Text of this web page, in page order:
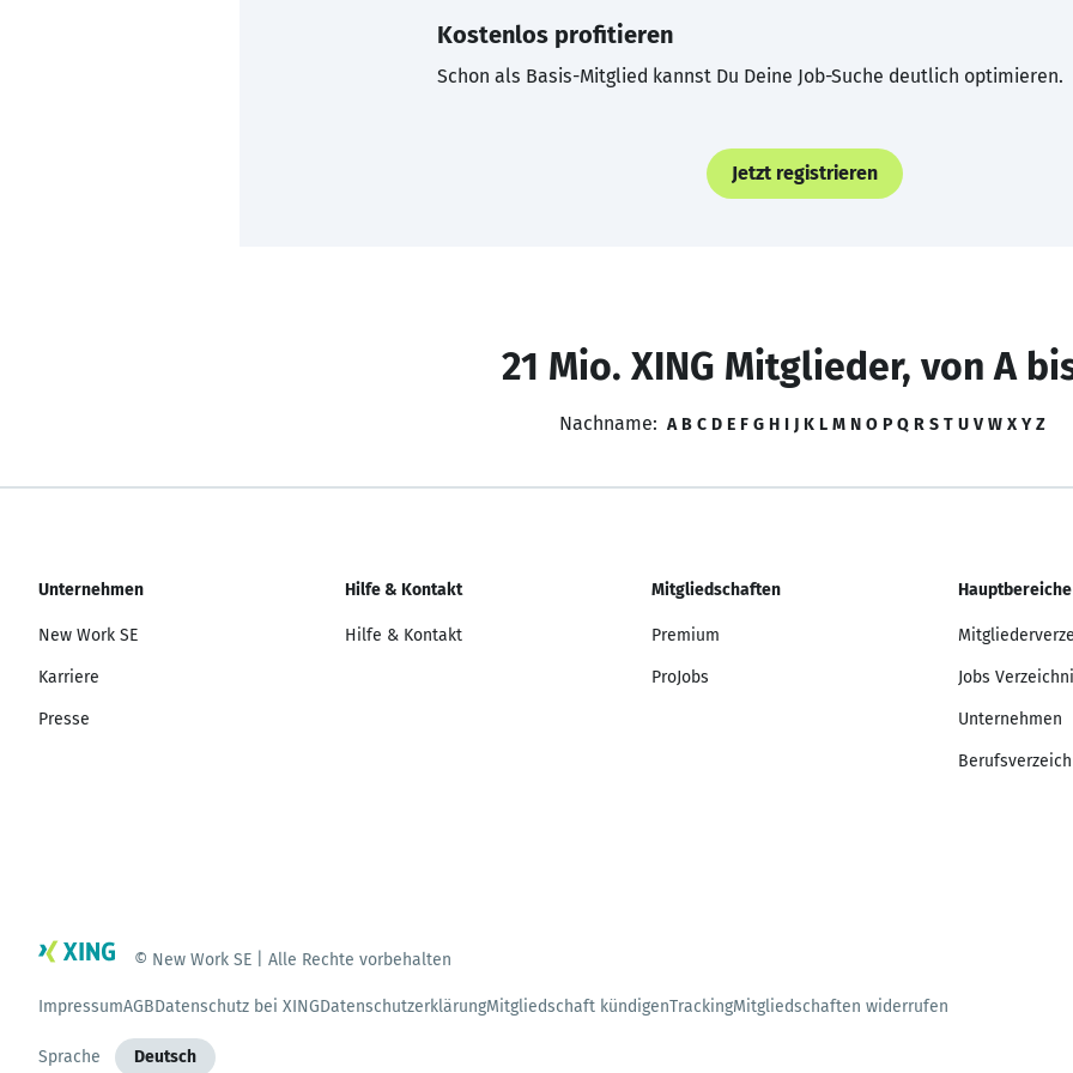
Kostenlos profitieren
Schon als Basis-Mitglied kannst Du Deine Job-Suche deutlich optimieren.
Jetzt registrieren
21 Mio. XING Mitglieder, von A
Nachname: A B C D E F G H I J K L M N O P Q R S T U V W X Y Z
Unternehmen
New Work SE
Karriere
Presse
Hilfe & Kontakt
Hilfe & Kontakt
Mitgliedschaften
Premium
ProJobs
Hauptbereiche
Jobs
Unternehmen
© New Work SE | Alle Rechte vorbehalten
ImpressumAGBDatenschutz bei XINGDatenschutzerklärungMitgliedschaft kündigenTrackingMitgliedschaften widerrufen
Sprache Deutsch